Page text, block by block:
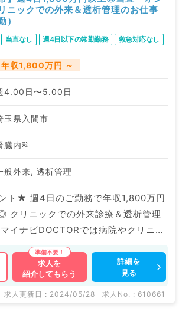
ニックでの外来＆透析管理のお仕事
）
当直なし 週4日以下の常勤勤務 救急対応なし
年収1,800万円 ～
4.00日〜5.00日
玉県入間市
臓内科
般外来, 透析管理
ト★ 週4日のご勤務で年収1,800万円
クリニックでの外来診療＆透析管理
求人はもちろんのこと、 産業医等の
扱っています。 求人内容の詳細等は
下さい。
求人を
紹介してもらう
詳細を
見る
求人更新日 : 2024/05/28 求人No. : 610661